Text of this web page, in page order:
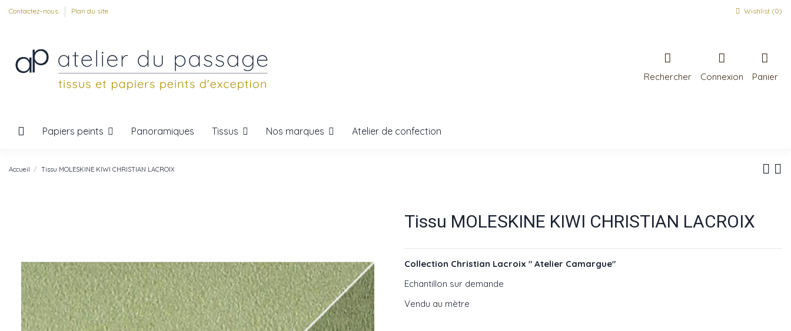
Contactez-nous Plan du site Wishlist (0)
Rechercher Connexion Panier
Papiers peints Panoramiques Tissus Nos marques Atelier de confection
Accueil Tissu MOLESKINE KIWI CHRISTIAN LACROIX
Tissu MOLESKINE KIWI CHRISTIAN LACROIX
Collection Christian Lacroix " Atelier Camargue"
Echantillon sur demande
Vendu au mètre